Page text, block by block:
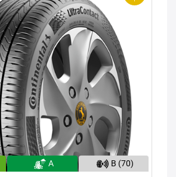
A B (70)